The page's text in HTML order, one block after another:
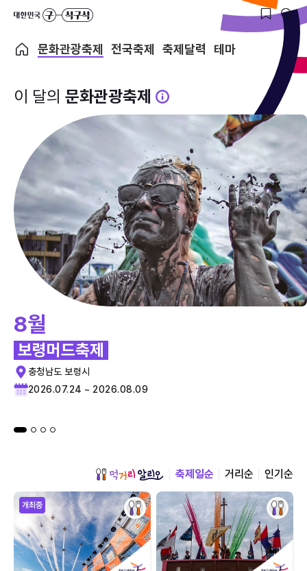
문화관광축제 전국축제 축제달력 테마
이 달의 문화관광축제
8월
보령머드축제
충청남도 보령시
2026.07.24 ~ 2026.08.09
축제일순 거리순 인기순
개최중